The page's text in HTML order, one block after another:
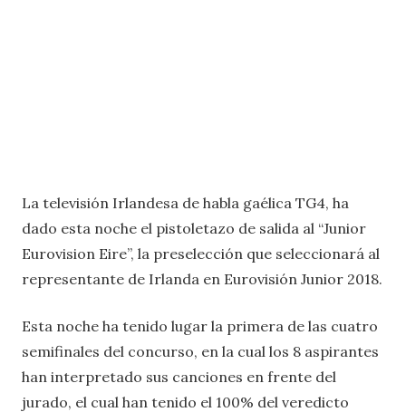
La televisión Irlandesa de habla gaélica TG4, ha
dado esta noche el pistoletazo de salida al “Junior
Eurovision Eire”, la preselección que seleccionará al
representante de Irlanda en Eurovisión Junior 2018.
Esta noche ha tenido lugar la primera de las cuatro
semifinales del concurso, en la cual los 8 aspirantes
han interpretado sus canciones en frente del
jurado, el cual han tenido el 100% del veredicto